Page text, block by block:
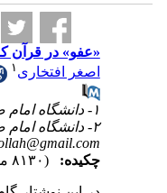
«عفو» در قرآن
اصغر افتخاری۱
چکیده: